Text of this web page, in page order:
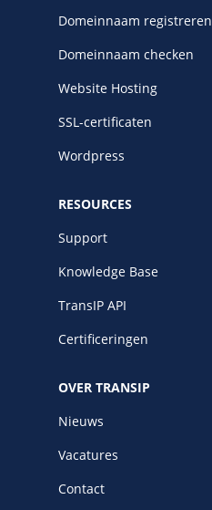
Domeinnaam registreren
Domeinnaam checken
Website Hosting
SSL-certificaten
Wordpress
RESOURCES
Support
Knowledge Base
TransIP API
Certificeringen
OVER TRANSIP
Nieuws
Vacatures
Contact